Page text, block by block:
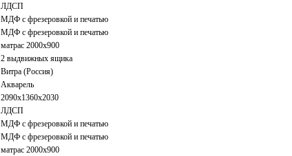
ЛДСП
МДФ с фрезеровкой и печатью
МДФ с фрезеровкой и печатью
матрас 2000x900
2 выдвижных ящика
Витра (Россия)
Акварель
2090x1360x2030
ЛДСП
МДФ с фрезеровкой и печатью
МДФ с фрезеровкой и печатью
матрас 2000x900